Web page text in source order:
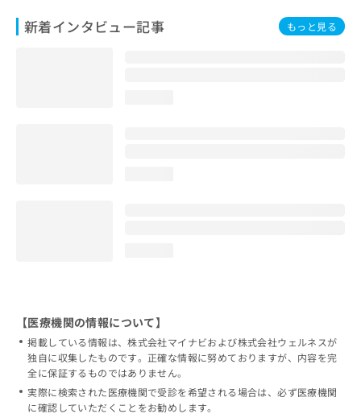
新着インタビュー記事 もっと見る
【医療機関の情報について】
掲載している情報は、株式会社マイナビおよび株式会社ウェルネスが
独自に収集したものです。正確な情報に努めておりますが、内容を完
全に保証するものではありません。
実際に検索された医療機関で受診を希望される場合は、必ず医療機関
に確認していただくことをお勧めします。